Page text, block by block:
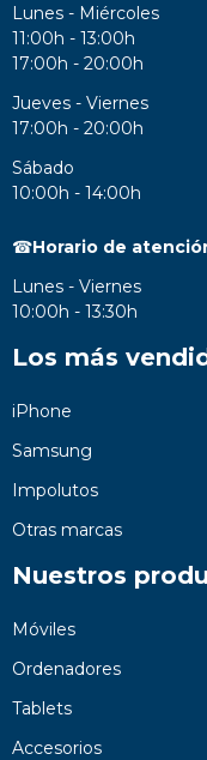
Lunes - Miércoles
11:00h - 13:00h
17:00h - 20:00h
Jueves - Viernes
17:00h - 20:00h
Sábado
10:00h - 14:00h
☎Horario de
Lunes - Viernes
10:00h - 13:30h
Los más
iPhone
Samsung
Impolutos
Otras marcas
Nuestros
Móviles
Ordenadores
Tablets
Accesorios